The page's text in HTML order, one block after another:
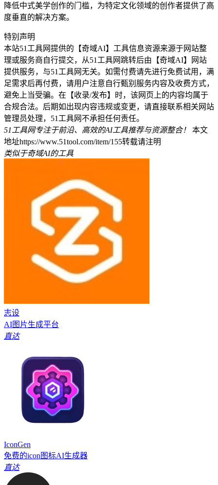
降低中式美学创作的门槛，为特定文化领域的创作者提供了高
度垂直的解决方案。
特别声明
本站51工具网提供的【奇域AI】工具信息资源来源于网站整
理或服务商自行提交，从51工具网跳转后由【奇域AI】网站
提供服务，与51工具网无关。如需付费请先进行免费试用，满
足需求后再付费，请用户注意自行甄别服务内容及收费方式，
避免上当受骗。在【收录/发布】时，该网页上的内容均属于
合规合法。后期如出现内容违规或变更，请直接联系相关网站
管理员处理，51工具网不承担任何责任。
51工具网专注于前沿、高效的AI工具推荐与资源整合！
本文
地址https://www.51tool.com/item/155转载请注明
类似于奇域AI的工具
志设
AI图片生成平台
直达
IconGen
免费的icon图标AI生成器
直达